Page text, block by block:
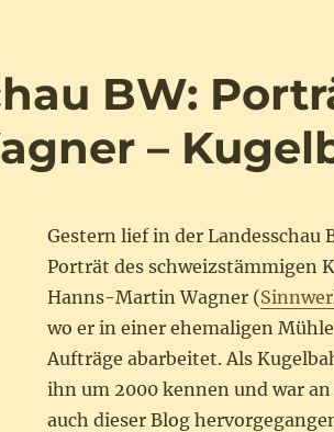
BW:
–
Gestern lief in der
Porträt des schweizstämmigen
Hanns-Martin Wagner (
wo er in einer ehemaligen
Aufträge abarbeitet. Als
ihn um 2000 kennen und war
auch dieser Blog